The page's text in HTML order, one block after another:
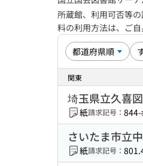
所蔵館、利用可否等
料の利用方法は、ご
関東
埼玉県立久喜
紙請求記号： 844-
さいたま市立
紙請求記号：